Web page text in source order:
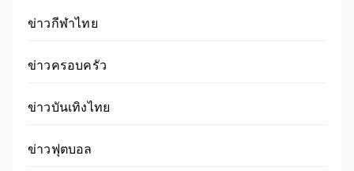
ข่าวกีฬาไทย
ข่าวครอบครัว
ข่าวบันเทิงไทย
ข่าวฟุตบอล